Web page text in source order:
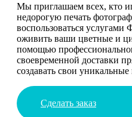
Мы приглашаем всех, кто
недорогую печать
воспользоваться
оживить ваши цветные и
помощью
своевременной доставки
создавать свои
Сделать заказ